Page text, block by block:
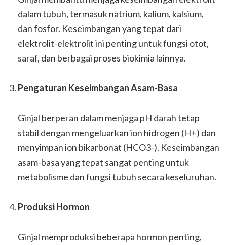
dalam tubuh, termasuk natrium, kalium, kalsium,
dan fosfor. Keseimbangan yang tepat dari
elektrolit-elektrolit ini penting untuk fungsi otot,
saraf, dan berbagai proses biokimia lainnya.
Pengaturan Keseimbangan Asam-Basa
Ginjal berperan dalam menjaga pH darah tetap
stabil dengan mengeluarkan ion hidrogen (H+) dan
menyimpan ion bikarbonat (HCO3-). Keseimbangan
asam-basa yang tepat sangat penting untuk
metabolisme dan fungsi tubuh secara keseluruhan.
Produksi Hormon
Ginjal memproduksi beberapa hormon penting,